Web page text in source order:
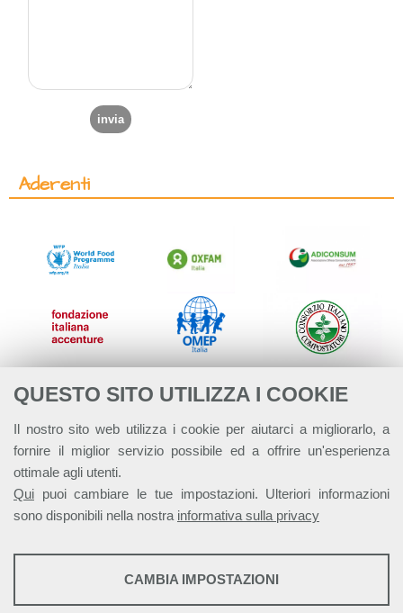
QUESTO SITO UTILIZZA I COOKIE
Il nostro sito web utilizza i cookie per aiutarci a migliorarlo, a
fornire il miglior servizio possibile ed a offrire un'esperienza
ottimale agli utenti.
Qui puoi cambiare le tue impostazioni. Ulteriori informazioni
sono disponibili nella nostra informativa sulla privacy
STATISTICHE
CAMBIA IMPOSTAZIONI
Aderenti
Alleanza Italiana per lo Sviluppo Sostenibile - ASviS